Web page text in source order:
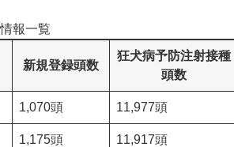
報一覧
新規登録頭数
狂犬病予防注射接種
頭数
1,070頭 11,977頭
1,175頭 11,917頭